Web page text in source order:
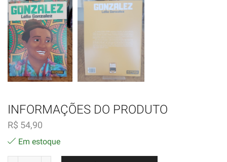
INFORMAÇÕES DO PRODUTO
R$ 54,90
Em estoque